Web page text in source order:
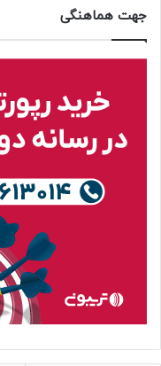
جهت هماهنگی